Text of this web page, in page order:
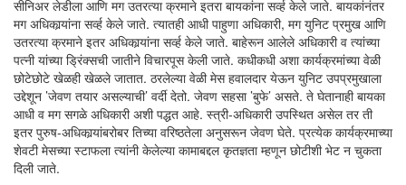
सीनिअर लेडीला आणि मग उतरत्या क्रमाने इतरा बायकांना सर्व्ह केले जाते. बायकांनंतर
मग अधिकार्‍यांना सर्व्ह केले जाते. त्यातही आधी पाहुणा अधिकारी, मग युनिट प्रमुख आणि
उतरत्या क्रमाने इतर अधिकार्‍यांना सर्व्ह केले जाते. बाहेरून आलेले अधिकारी व त्यांच्या
पत्नी यांच्या ड्रिंक्सची जातीने विचारपूस केली जाते. कधीकधी अशा कार्यक्रमांच्या वेळी
छोटेछोटे खेळही खेळले जातात. ठरलेल्या वेळी मेस हवालदार येऊन युनिट उपप्रमुखाला
उद्देशून ’जेवण तयार असल्याची’ वर्दी देतो. जेवण सहसा ’बुफे’ असते. ते घेतानाही बायका
आधी व मग सगळे अधिकारी अशी पद्धत आहे. स्त्री-अधिकारी उपस्थित असेल तर ती
इतर पुरुष-अधिकार्‍यांबरोबर तिच्या वरिष्ठतेला अनुसरून जेवण घेते. प्रत्येक कार्यक्रमाच्या
शेवटी मेसच्या स्टाफला त्यांनी केलेल्या कामाबद्दल कृतज्ञता म्हणून छोटीशी भेट न चुकता
दिली जाते.